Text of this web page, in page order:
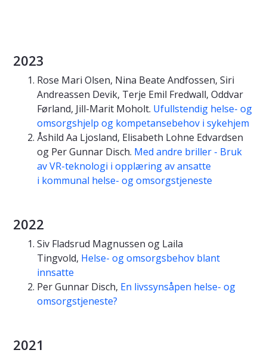
2023
Rose Mari Olsen, Nina Beate Andfossen, Siri
Andreassen Devik, Terje Emil Fredwall, Oddvar
Førland, Jill-Marit Moholt. Ufullstendig helse- og
omsorgshjelp og kompetansebehov i sykehjem
Åshild Aa Ljosland, Elisabeth Lohne Edvardsen
og Per Gunnar Disch. Med andre briller - Bruk
av VR-teknologi i opplæring av ansatte
i kommunal helse- og omsorgstjeneste
2022
Siv Fladsrud Magnussen og Laila
Tingvold, Helse- og omsorgsbehov blant
innsatte
Per Gunnar Disch, En livssynsåpen helse- og
omsorgstjeneste?
2021